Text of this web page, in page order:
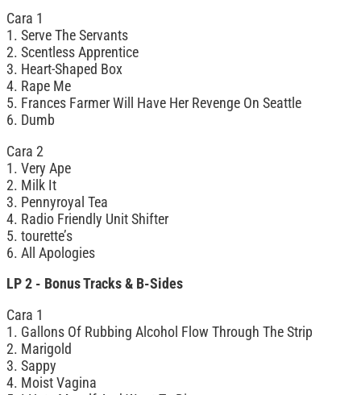
Cara 1
1. Serve The Servants
2. Scentless Apprentice
3. Heart-Shaped Box
4. Rape Me
5. Frances Farmer Will Have Her Revenge On Seattle
6. Dumb
Cara 2
1. Very Ape
2. Milk It
3. Pennyroyal Tea
4. Radio Friendly Unit Shifter
5. tourette’s
6. All Apologies
LP 2 - Bonus Tracks & B-Sides
Cara 1
1. Gallons Of Rubbing Alcohol Flow Through The Strip
2. Marigold
3. Sappy
4. Moist Vagina